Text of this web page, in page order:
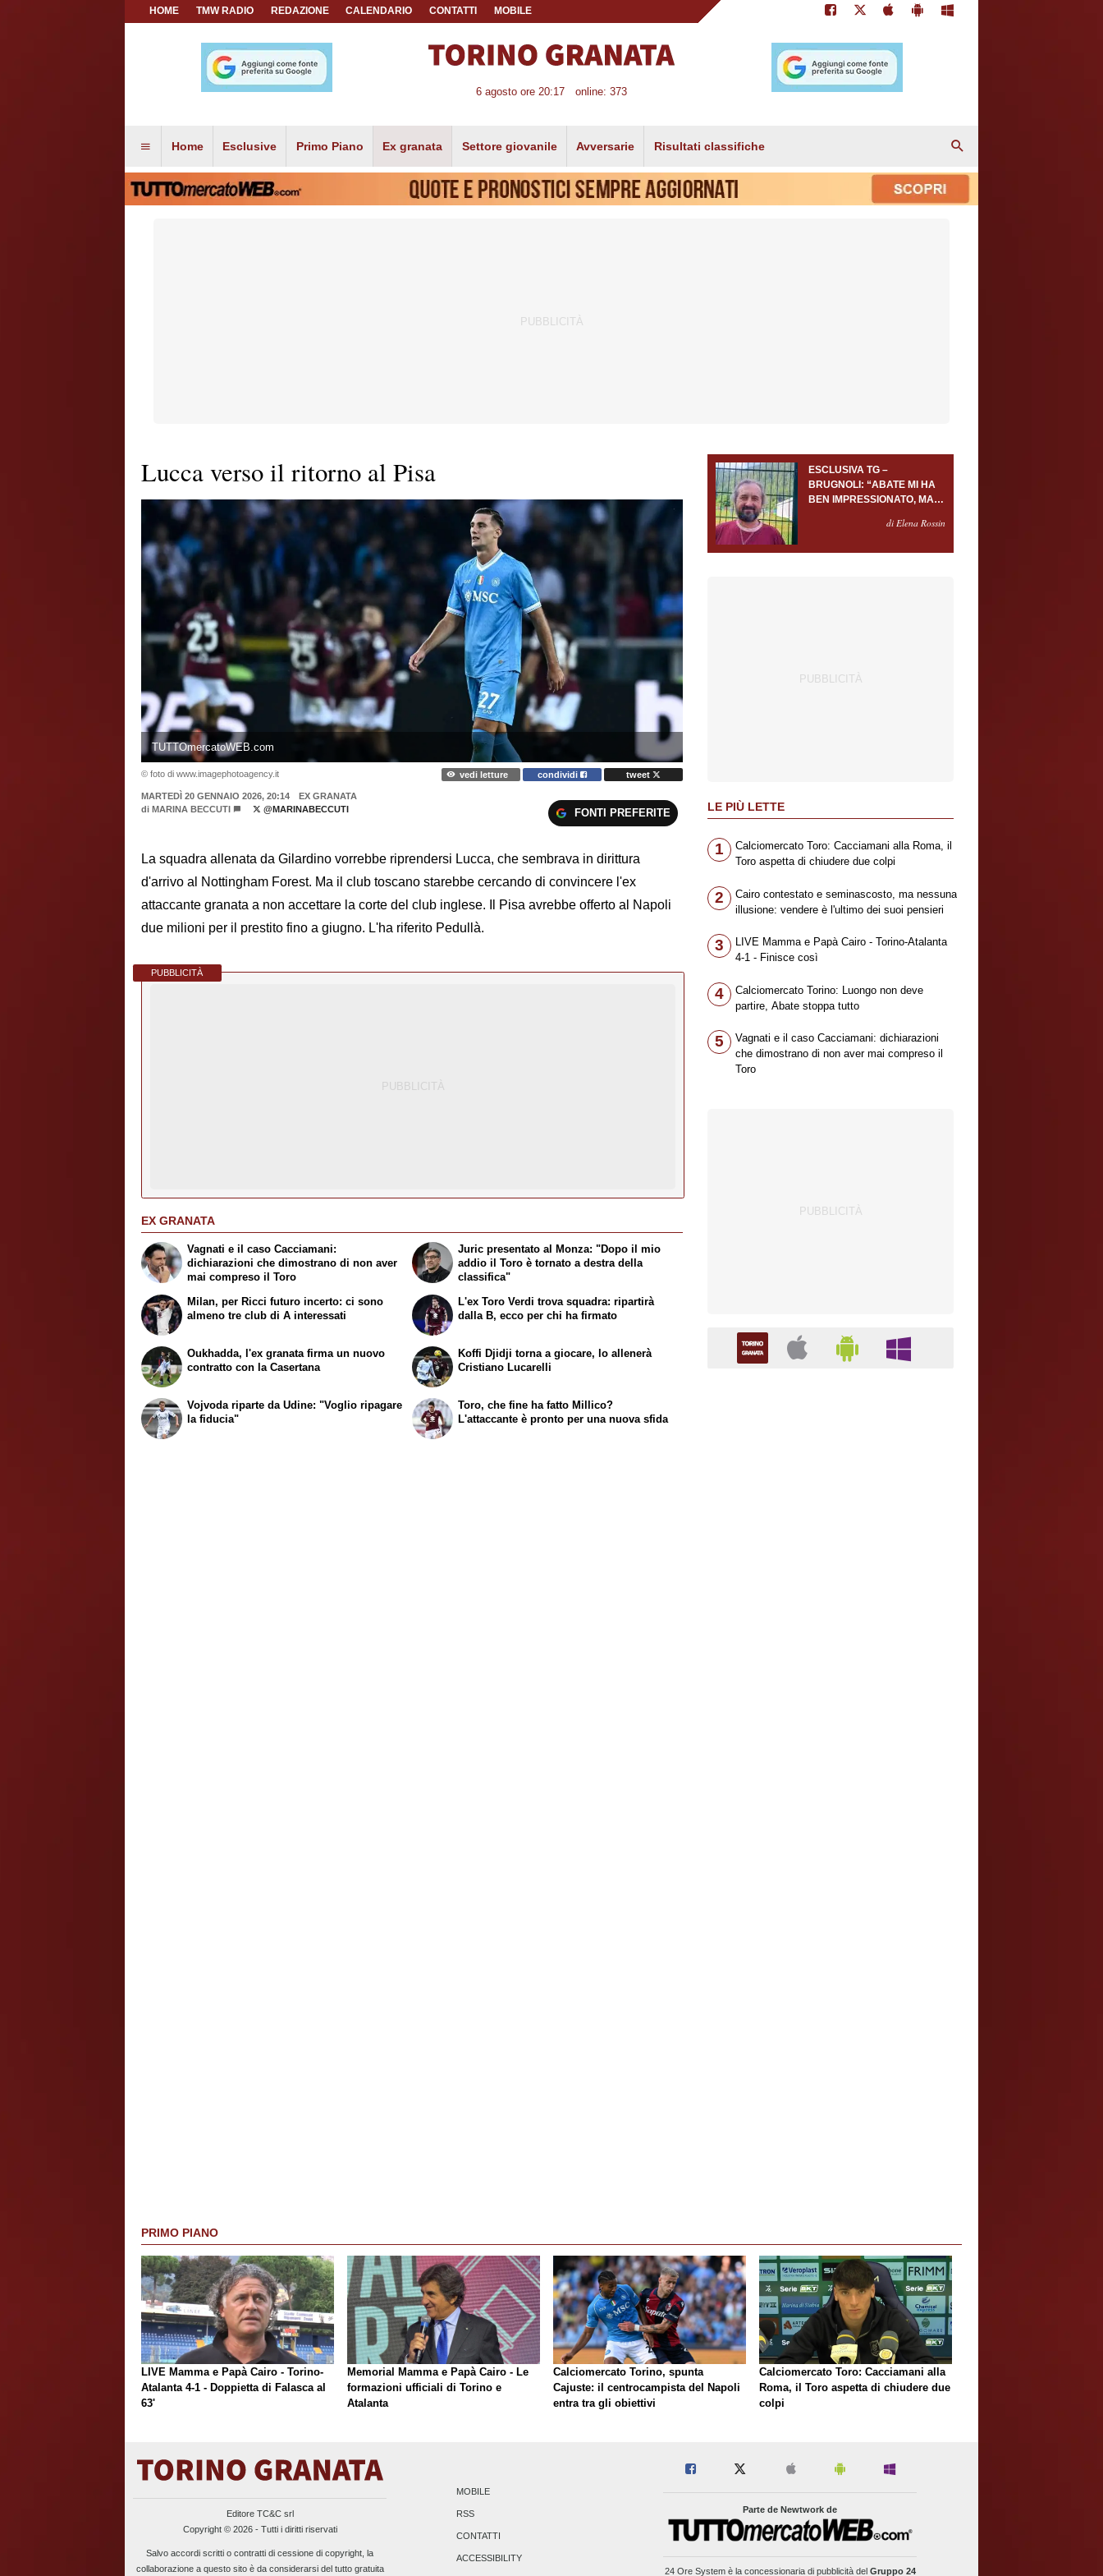
HOME TMW RADIO REDAZIONE CALENDARIO CONTATTI MOBILE
6 agosto ore 20:17 online: 373
Home Esclusive Primo Piano Ex granata Settore giovanile Avversarie Risultati classifiche
Lucca verso il ritorno al Pisa
TUTTOmercatoWEB.com
© foto di www.imagephotoagency.it vedi letture condividi tweet
MARTEDÌ 20 GENNAIO 2026, 20:14
EX GRANATA
di MARINA BECCUTI @MARINABECCUTI FONTI PREFERITE
La squadra allenata da Gilardino vorrebbe riprendersi Lucca, che sembrava in dirittura
d'arrivo al Nottingham Forest. Ma il club toscano starebbe cercando di convincere l'ex
attaccante granata a non accettare la corte del club inglese. Il Pisa avrebbe offerto al Napoli
due milioni per il prestito fino a giugno. L'ha riferito Pedullà.
PUBBLICITÀ
EX GRANATA
Vagnati e il caso Cacciamani:
dichiarazioni che dimostrano di non aver
mai compreso il Toro
Milan, per Ricci futuro incerto: ci sono
almeno tre club di A interessati
Juric presentato al Monza: "Dopo il mio
addio il Toro è tornato a destra della
classifica"
L'ex Toro Verdi trova squadra: ripartirà
dalla B, ecco per chi ha firmato
Oukhadda, l'ex granata firma un nuovo
contratto con la Casertana
Vojvoda riparte da Udine: "Voglio ripagare
la fiducia"
Koffi Djidji torna a giocare, lo allenerà
Cristiano Lucarelli
Toro, che fine ha fatto Millico?
L'attaccante è pronto per una nuova sfida
ESCLUSIVA TG –
BRUGNOLI: “ABATE MI HA
BEN IMPRESSIONATO, MA
PORTIERE SERVONOdi Elena Rossin
LE PIÙ LETTE
1
Calciomercato Toro: Cacciamani alla Roma, il
Toro aspetta di chiudere due colpi
2
Cairo contestato e seminascosto, ma nessuna
illusione: vendere è l'ultimo dei suoi pensieri
3
LIVE Mamma e Papà Cairo - Torino-Atalanta
4-1 - Finisce così
4
Calciomercato Torino: Luongo non deve
partire, Abate stoppa tutto
5
Vagnati e il caso Cacciamani: dichiarazioni
che dimostrano di non aver mai compreso il
Toro
PRIMO PIANO
LIVE Mamma e Papà Cairo - Torino-
Atalanta 4-1 - Doppietta di Falasca al
63'
Memorial Mamma e Papà Cairo - Le
formazioni ufficiali di Torino e
Atalanta
Calciomercato Torino, spunta
Cajuste: il centrocampista del Napoli
entra tra gli obiettivi
Calciomercato Toro: Cacciamani alla
Roma, il Toro aspetta di chiudere due
colpi
Editore TC&C srl
Copyright © 2026 - Tutti i diritti riservati
Salvo accordi scritti o contratti di cessione di copyright, la
collaborazione a questo sito è da considerarsi del tutto gratuita
MOBILE
RSS
CONTATTI
ACCESSIBILITY
Parte de Newtwork de
24 Ore Systemè la concessionaria di pubblicità del Gruppo 24